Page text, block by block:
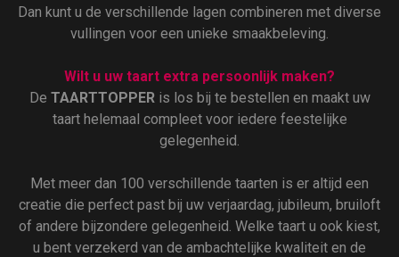
Dan kunt u de verschillende lagen combineren met diverse
vullingen voor een unieke smaakbeleving.
Wilt u uw taart extra persoonlijk maken?
De TAARTTOPPERis los bij te bestellen en maakt uw
taart helemaal compleet voor iedere feestelijke
gelegenheid.
Met meer dan 100 verschillende taarten is er altijd een
creatie die perfect past bij uw verjaardag, jubileum, bruiloft
of andere bijzondere gelegenheid. Welke taart u ook kiest,
u bent verzekerd van de ambachtelijke kwaliteit en de